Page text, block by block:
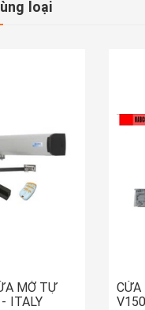
loại
MỞ TỰ
ITALY
CỬA